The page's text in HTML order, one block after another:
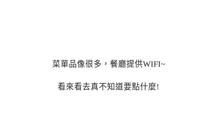
菜單品像很多，餐廳提供WIFI~
看來看去真不知道要點什麼!